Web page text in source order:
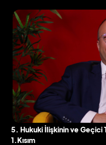
Yargıtay’ın güncel
niteliklerine ve dikkat
değinmekte fayda var.
5. Hukuki İlişkinin ve Geçici
1.Kısım